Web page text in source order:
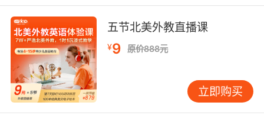
师可以设计一个“医生与病人”的情景，让孩子分
别扮演医生和病人，用英语对话。例如，病人可
以说：“I feel tired and out of breath.” 医生则可
以回应：“You need to rest and breathe
deeply.” 这种角色扮演不仅能让孩子在真实语境
中运用语言，还能培养他们的沟通能力和解决问
五节北美外教直播课
¥9 原价888元
立即购买